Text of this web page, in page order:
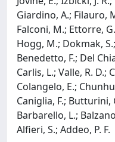
Giardino, A.; Filauro,
Falconi, M.; Ettorre,
Hogg, M.; Dokmak,
Benedetto, F.; Del
Carlis, L.; Valle, R. D.;
Colangelo, E.;
Caniglia, F.; Butturini,
Barbarello, L.;
Alfieri, S.; Addeo, P. F.